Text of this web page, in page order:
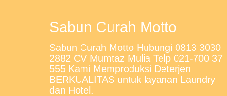
Sabun Curah Motto
Sabun Curah Motto Hubungi 0813 3030
2882 CV Mumtaz Mulia Telp 021-700 37
555 Kami Memproduksi Deterjen
BERKUALITAS untuk layanan Laundry
dan Hotel.